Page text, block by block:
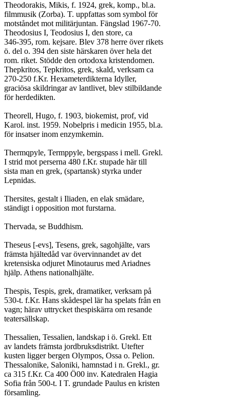
Theodorakis, Mikis, f. 1924, grek, komp., bl.a.
filmmusik (Zorba). T. uppfattas som symbol för
motståndet mot militärjuntan. Fängslad 1967-70.
Theodosius I, Teodosius I, den store, ca
346-395, rom. kejsare. Blev 378 herre över rikets
ö. del o. 394 den siste härskaren över hela det
rom. riket. Stödde den ortodoxa kristendomen.
Thepkritos, Tepkritos, grek, skald, verksam ca
270-250 f.Kr. Hexameterdikterna Idyller,
graciösa skildringar av lantlivet, blev stilbildande
för herdedikten.
Theorell, Hugo, f. 1903, biokemist, prof, vid
Karol. inst. 1959. Nobelpris i medicin 1955, bl.a.
för insatser inom enzymkemin.
Thermqpyle, Termppyle, bergspass i mell. Grekl.
I strid mot perserna 480 f.Kr. stupade här till
sista man en grek, (spartansk) styrka under
Lepnidas.
Thersites, gestalt i Iliaden, en elak smädare,
ständigt i opposition mot furstarna.
Thervada, se Buddhism.
Theseus [-evs], Tesens, grek, sagohjälte, vars
främsta hjältedåd var övervinnandet av det
kretensiska odjuret Minotaurus med Ariadnes
hjälp. Athens nationalhjälte.
Thespis, Tespis, grek, dramatiker, verksam på
530-t. f.Kr. Hans skådespel lär ha spelats från en
vagn; härav uttrycket thespiskärra om resande
teatersällskap.
Thessalien, Tessalien, landskap i ö. Grekl. Ett
av landets främsta jordbruksdistrikt. Utefter
kusten ligger bergen Olympos, Ossa o. Pelion.
Thessalonike, Saloniki, hamnstad i n. Grekl., gr.
ca 315 f.Kr. Ca 400 Ö00 inv. Katedralen Hagia
Sofia från 500-t. I T. grundade Paulus en kristen
församling.